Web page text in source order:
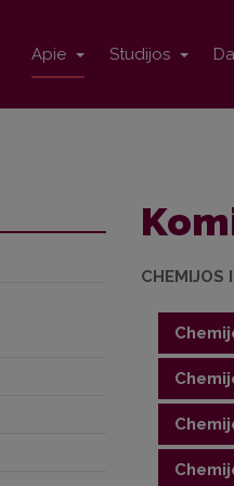
Apie Studijos
CHEMIJOS
Nariai:
dr.
Nariai: